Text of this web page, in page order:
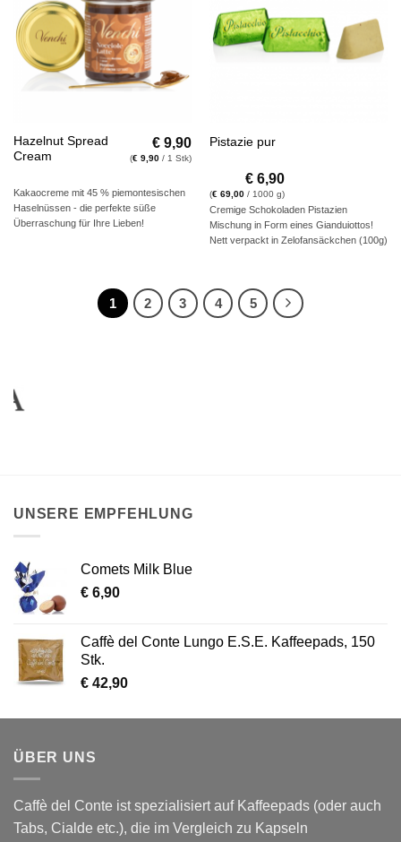
Wunschliste
Hazelnut Spread
Cream
€ 9,90
(€ 9,90 / 1 Stk)
Kakaocreme mit 45 % piemontesischen
Haselnüssen - die perfekte süße
Überraschung für Ihre Lieben!
Pistazie pur
€6,90
(€ 69,00/ 1000 g)
Cremige Schokoladen Pistazien
Mischung in Form eines Gianduiottos!
Nett verpackt in Zelofansäckchen (100g)
1 2 3 4 5
UNSERE EMPFEHLUNG
Comets Milk Blue
€ 6,90
Caffè del Conte Lungo E.S.E. Kaffeepads, 150
Stk.
€ 42,90
ÜBER UNS
Caffè del Conte ist spezialisiert auf Kaffeepads (oder auch
Tabs, Cialde etc.), die im Vergleich zu Kapseln